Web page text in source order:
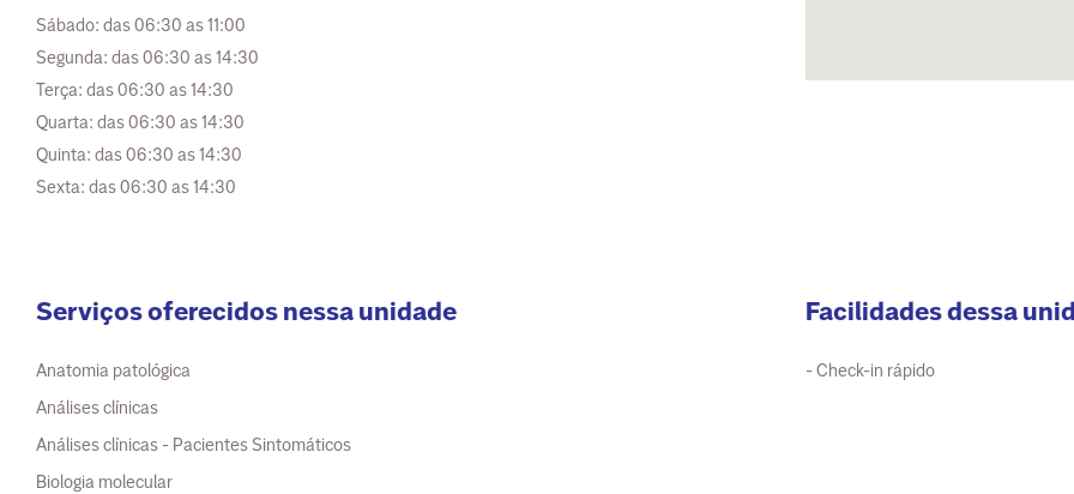
Sábado: das 06:30 as 11:00
Segunda: das 06:30 as 14:30
Terça: das 06:30 as 14:30
Quarta: das 06:30 as 14:30
Quinta: das 06:30 as 14:30
Sexta: das 06:30 as 14:30
Serviços oferecidos nessa unidade
Anatomia patológica
Análises clínicas
Análises clínicas - Pacientes Sintomáticos
Biologia molecular
Facilidades dessa
- Check-in rápido